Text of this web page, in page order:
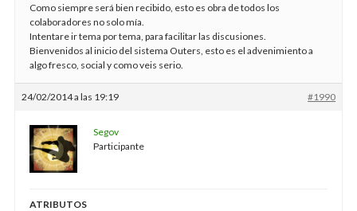
Como siempre será bien recibido, esto es obra de todos los
colaboradores no solo mía.
Intentare ir tema por tema, para facilitar las discusiones.
Bienvenidos al inicio del sistema Outers, esto es el advenimiento a
algo fresco, social y como veis serio.
24/02/2014 a las 19:19 #1990
Segov
Participante
ATRIBUTOS